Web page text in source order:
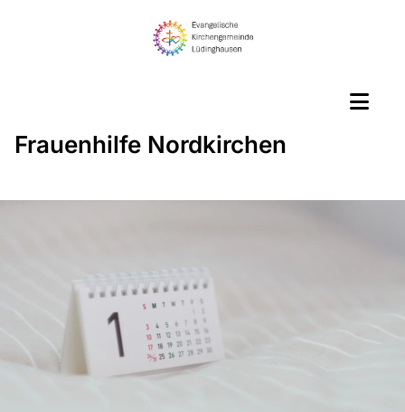
Frauenhilfe Nordkirchen